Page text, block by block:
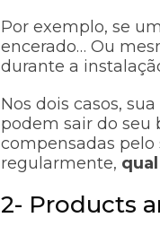
Por exemplo, se
encerado… Ou
durante a
Nos dois casos,
podem sair do seu
compensadas
regularmente,
2- Products